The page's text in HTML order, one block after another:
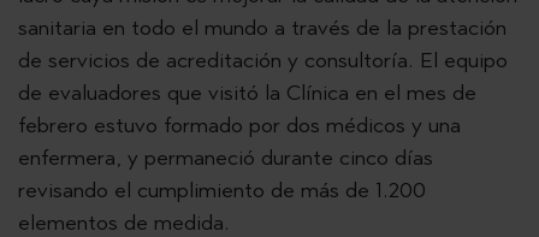
sanitaria en todo el mundo a través de la prestación
de servicios de acreditación y consultoría. El equipo
de evaluadores que visitó la Clínica en el mes de
febrero estuvo formado por dos médicos y una
enfermera, y permaneció durante cinco días
revisando el cumplimiento de más de 1.200
elementos de medida.